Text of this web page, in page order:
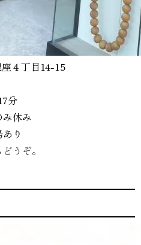
４丁目14-15
分
休み
り
うぞ。